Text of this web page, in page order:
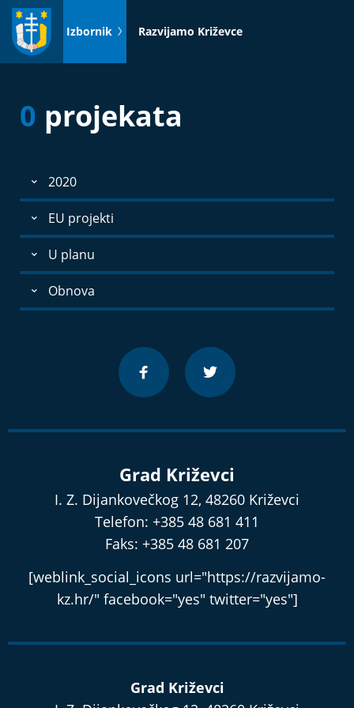
Idi
sadržaj
Izbornik Razvijamo Križevce
0 projekata
2020
EU projekti
U planu
Obnova
Grad Križevci
I. Z. Dijankovečkog 12, 48260 Križevci
Telefon: +385 48 681 411
Faks: +385 48 681 207
[weblink_social_icons url="https://razvijamo-
kz.hr/" facebook="yes" twitter="yes"]
Grad Križevci